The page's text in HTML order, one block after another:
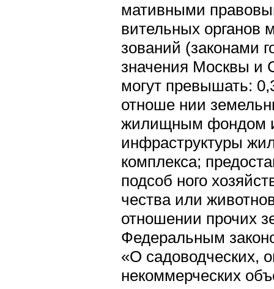
мативными
вительных органов
зований (законами
значения Москвы и
могут превышать:
отноше нии
жилищным фондом
инфраструктуры
комплекса;
подсоб ного
чества или
отношении прочих
Федеральным
«О садоводческих,
некоммерческих